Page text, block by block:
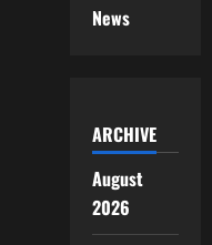
News
ARCHIVE
August
2026